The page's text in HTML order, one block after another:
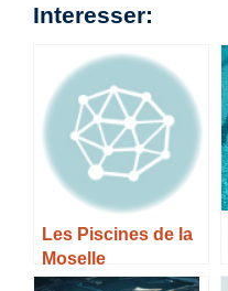
Interesser:
Les Piscines de la
Moselle